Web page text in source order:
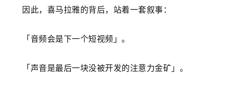
因此，喜马拉雅的背后，站着一套叙事：
「音频会是下一个短视频」。
「声音是最后一块没被开发的注意力金矿」。